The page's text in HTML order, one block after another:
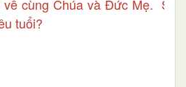
về cùng Chúa và Đức Mẹ.
tuổi?